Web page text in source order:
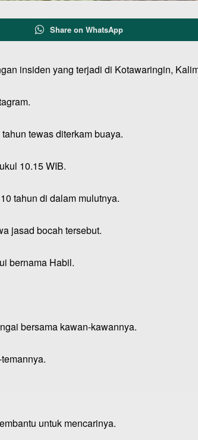
Share on WhatsApp
insiden yang terjadi di Kotawaringin,
tewas diterkam buaya.
10.15 WIB.
tahun di dalam mulutnya.
jasad bocah tersebut.
bernama Habil.
bersama kawan-kawannya.
untuk mencarinya.